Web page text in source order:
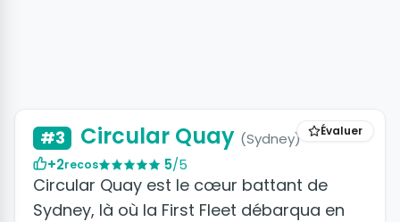
Évaluer
#3 Circular Quay (Sydney)
+2recos 5/5
Circular Quay est le cœur battant de
Sydney, là où la First Fleet débarqua en